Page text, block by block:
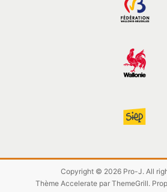
Copyright © 2026 Pro-J. All
ThèmeAccelerate par ThemeGrill.